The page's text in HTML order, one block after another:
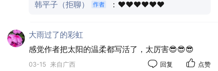
韩平子（拒聊） ：❤️❤️❤️❤️❤️❤️
大雨过了的彩虹
感觉作者把太阳的温柔都写活了，太厉害😎😎😎
03-15 来自广西 回复 点赞